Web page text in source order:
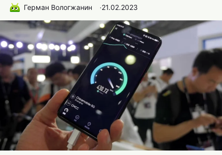
Герман Вологжанин ∙21.02.2023